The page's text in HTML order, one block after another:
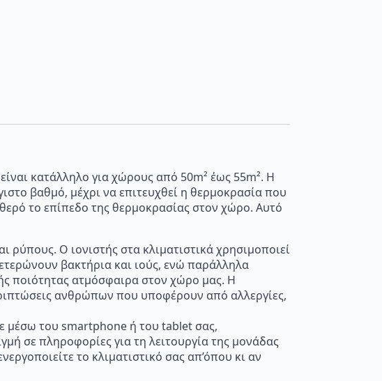
είναι κατάλληλο για χώρους από 50m² έως 55m². Η
βαθμό, μέχρι να επιτευχθεί η θερμοκρασία που
το επίπεδο της θερμοκρασίας στον χώρο. Αυτό
Ο ιονιστής στα κλιματιστικά χρησιμοποιεί
βακτήρια και ιούς, ενώ παράλληλα
ποιότητας ατμόσφαιρα στον χώρο μας. Η
ανθρώπων που υποφέρουν από αλλεργίες,
μέσω του smartphone ή του tablet σας,
σε πληροφορίες για τη λειτουργία της μονάδας
το κλιματιστικό σας απ’όπου κι αν